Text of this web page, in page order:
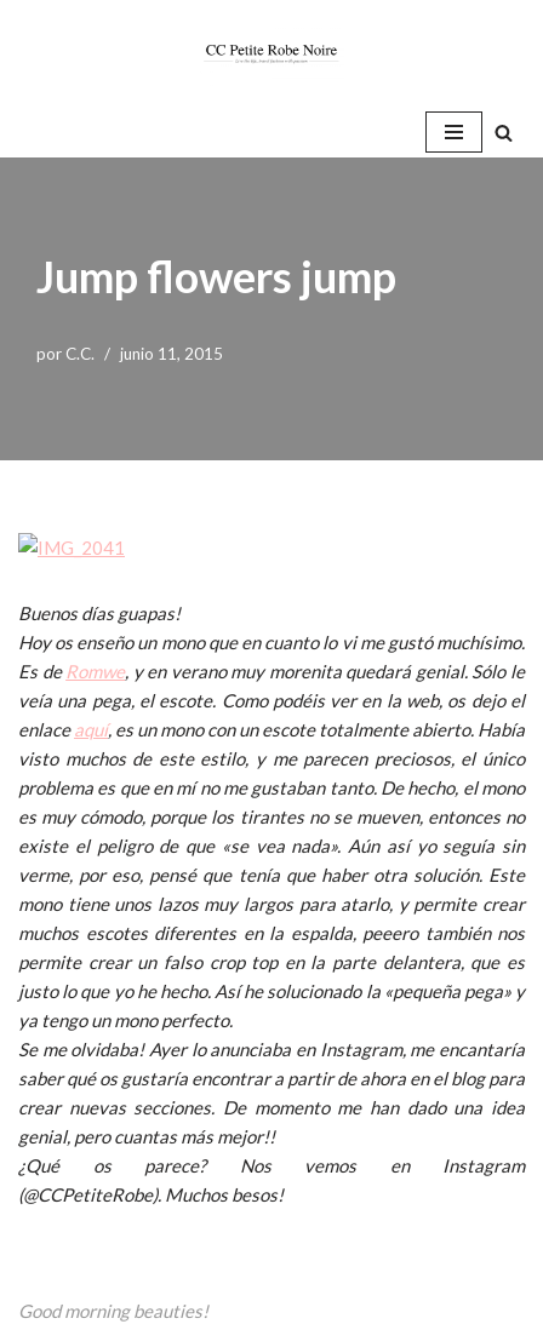
Jump flowers jump
por C.C. junio 11, 2015
Buenos días guapas!
Hoy os enseño un mono que en cuanto lo vi me gustó muchísimo.
Es de Romwe, y en verano muy morenita quedará genial. Sólo le
veía una pega, el escote. Como podéis ver en la web, os dejo el
enlaceaquí, es un mono con un escote totalmente abierto. Había
visto muchos de este estilo, y me parecen preciosos, el único
problema es que en mí no me gustaban tanto. De hecho, el mono
es muy cómodo, porque los tirantes no se mueven, entonces no
existe el peligro de que «se vea nada». Aún así yo seguía sin
verme, por eso, pensé que tenía que haber otra solución. Este
mono tiene unos lazos muy largos para atarlo, y permite crear
muchos escotes diferentes en la espalda, peeero también nos
permite crear un falso crop top en la parte delantera, que es
justo lo que yo he hecho. Así he solucionado la «pequeña pega» y
ya tengo un mono perfecto.
Se me olvidaba! Ayer lo anunciaba en Instagram, me encantaría
saber qué os gustaría encontrar a partir de ahora en el blog para
crear nuevas secciones. De momento me han dado una idea
genial, pero cuantas más mejor!!
¿Qué os parece? Nos vemos en Instagram
(@CCPetiteRobe). Muchos besos!
Good morning beauties!